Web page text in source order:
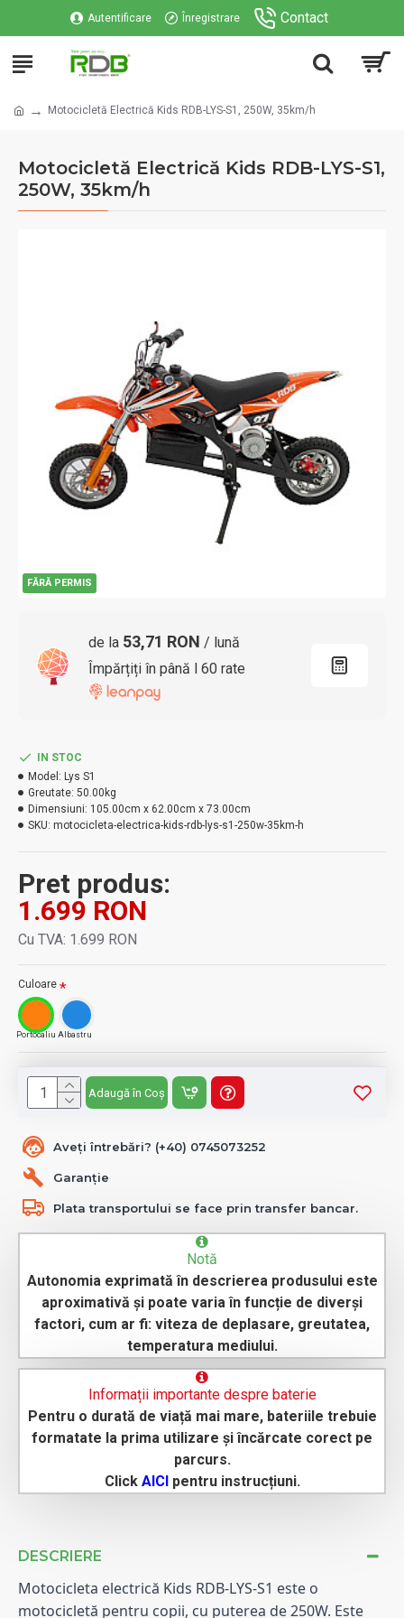
Autentificare Înregistrare Contact
Motocicletă Electrică Kids RDB-LYS-S1, 250W, 35km/h
Motocicletă Electrică Kids RDB-LYS-S1,
250W, 35km/h
FĂRĂ PERMIS
DESCRIERE
Motocicleta electrică Kids RDB-LYS-S1 este o
motocicletă pentru copii, cu puterea de 250W. Este
de la 53,71 RON / lună
Împărțiți în până l 60 rate
Aveți întrebări? (+40) 0745073252
Garanție
Plata transportului se face prin transfer bancar.
Notă
Autonomia exprimată în descrierea produsului este
aproximativă și poate varia în funcție de diverși
factori, cum ar fi: viteza de deplasare, greutatea,
temperatura mediului.
Informații importante despre baterie
Pentru o durată de viață mai mare, bateriile trebuie
formatate la prima utilizare și încărcate corect pe
parcurs.
Click AICIpentru instrucțiuni.
Pret produs:
1.699 RON
Cu TVA: 1.699 RON
IN STOC
Model: Lys S1
Greutate: 50.00kg
Dimensiuni: 105.00cm x 62.00cm x 73.00cm
SKU: motocicleta-electrica-kids-rdb-lys-s1-250w-35km-h
Culoare
Portocaliu Albastru
Adaugă în Coș